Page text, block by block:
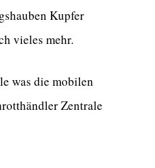
Kupfer
vieles mehr.
was die mobilen
Zentrale